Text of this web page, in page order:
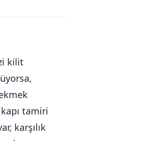
kilit
tamiri
karşılık